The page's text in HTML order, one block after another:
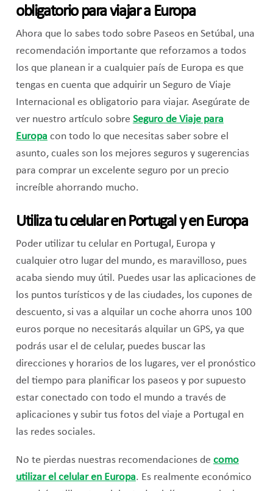
obligatorio para viajar a Europa
Ahora que lo sabes todo sobre Paseos en Setúbal, una
recomendación importante que reforzamos a todos
los que planean ir a cualquier país de Europa es que
tengas en cuenta que adquirir un Seguro de Viaje
Internacional es obligatorio para viajar. Asegúrate de
ver nuestro artículo sobre Seguro de Viaje para
Europa con todo lo que necesitas saber sobre el
asunto, cuales son los mejores seguros y sugerencias
para comprar un excelente seguro por un precio
increíble ahorrando mucho.
Utiliza tu celular en Portugal y en Europa
Poder utilizar tu celular en Portugal, Europa y
cualquier otro lugar del mundo, es maravilloso, pues
acaba siendo muy útil. Puedes usar las aplicaciones de
los puntos turísticos y de las ciudades, los cupones de
descuento, si vas a alquilar un coche ahorra unos 100
euros porque no necesitarás alquilar un GPS, ya que
podrás usar el de celular, puedes buscar las
direcciones y horarios de los lugares, ver el pronóstico
del tiempo para planificar los paseos y por supuesto
estar conectado con todo el mundo a través de
aplicaciones y subir tus fotos del viaje a Portugal en
las redes sociales.
No te pierdas nuestras recomendaciones de como
utilizar el celular en Europa. Es realmente económico